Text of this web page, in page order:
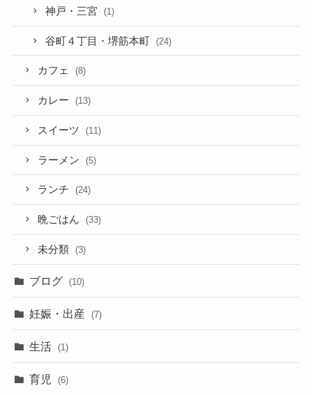
神戸・三宮 (1)
谷町４丁目・堺筋本町 (24)
カフェ (8)
カレー (13)
スイーツ (11)
ラーメン (5)
ランチ (24)
晩ごはん (33)
未分類 (3)
ブログ (10)
妊娠・出産 (7)
生活 (1)
育児 (6)